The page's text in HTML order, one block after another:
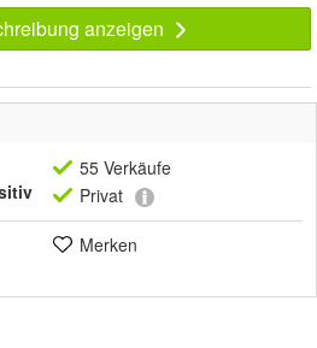
anzeigen
55 Verkäufe
Privat
Merken